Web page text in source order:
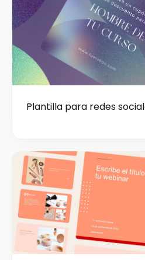
Plantilla para redes